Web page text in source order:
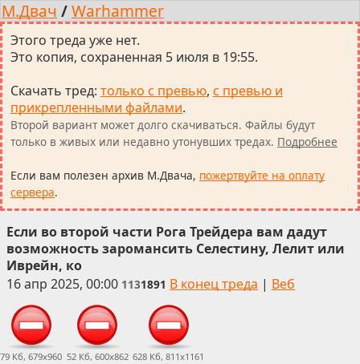
М.Двач /Warhammer
Этого треда уже нет.
Это копия, сохраненная 5 июля в 19:55.
Скачать тред: только с превью, с превью и
прикрепленными файлами.
Второй вариант может долго скачиваться. Файлы будут
только в живых или недавно утонувших тредах. Подробнее
Если вам полезен архив М.Двача, пожертвуйте на оплату
сервера.
Если во второй части Рога Трейдера вам дадут
возможность заромансить Селестину, Лелит или
Иврейн, ко
16 апр 2025, 00:00 1131891 В конец треда | Веб
79 Кб, 679x960 52 Кб, 600x862 628 Кб, 811x1161